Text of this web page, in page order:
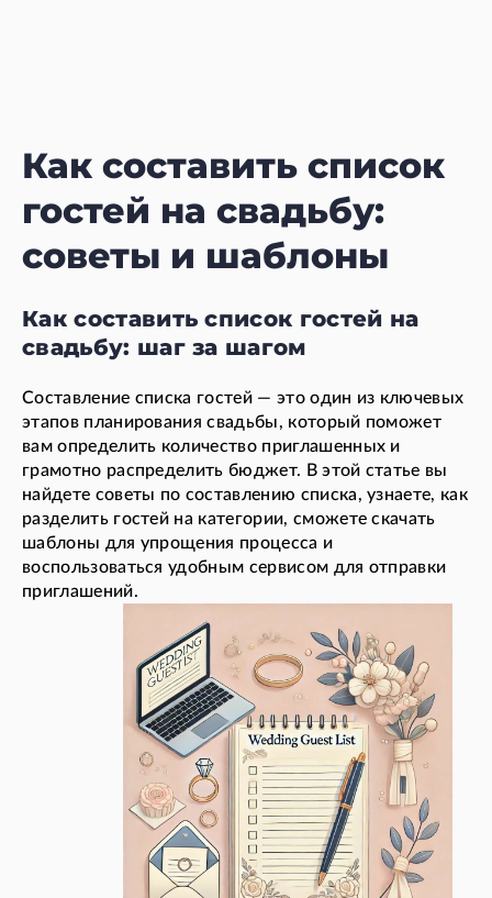
Как составить список
гостей на свадьбу:
советы и шаблоны
Как составить список гостей на
свадьбу: шаг за шагом
Составление списка гостей — это один из ключевых
этапов планирования свадьбы, который поможет
вам определить количество приглашенных и
грамотно распределить бюджет. В этой статье вы
найдете советы по составлению списка, узнаете, как
разделить гостей на категории, сможете скачать
шаблоны для упрощения процесса и
воспользоваться удобным сервисом для отправки
приглашений.